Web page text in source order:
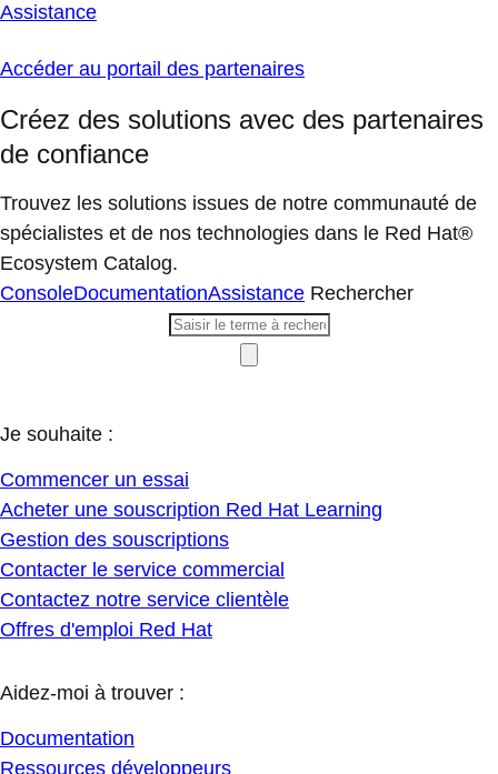
Assistance
Accéder au portail des partenaires
Créez des solutions avec des partenaires
de confiance
Trouvez les solutions issues de notre communauté de
spécialistes et de nos technologies dans le Red Hat®
Ecosystem Catalog.
ConsoleDocumentationAssistance Rechercher
Je souhaite :
Commencer un essai
Acheter une souscription Red Hat Learning
Gestion des souscriptions
Contacter le service commercial
Contactez notre service clientèle
Offres d'emploi Red Hat
Aidez-moi à trouver :
Documentation
Ressources développeurs